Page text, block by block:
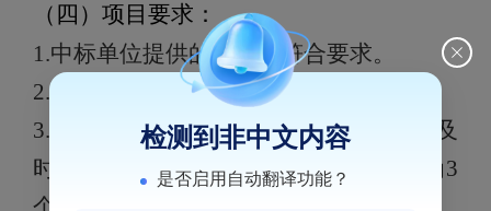
（四）项目要求：
1.中标单位提供的产品需符合要求。
2.中标单位所提供的产品无产权纠纷。
3.中标单位提供不限次数安装、服务和及
时维护服务，质保期内维护响应时间为3
检测到非中文内容
是否启用自动翻译功能？